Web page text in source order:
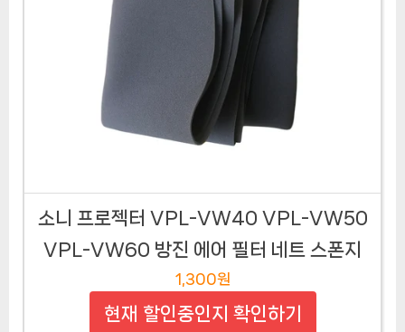
소니 프로젝터 VPL-VW40 VPL-VW50
VPL-VW60 방진 에어 필터 네트 스폰지
1,300원
현재 할인중인지 확인하기